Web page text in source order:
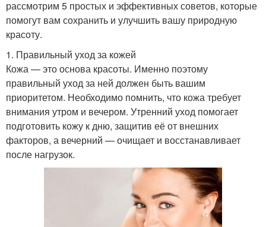
рассмотрим 5 простых и эффективных советов, которые
помогут вам сохранить и улучшить вашу природную
красоту.
1. Правильный уход за кожей
Кожа — это основа красоты. Именно поэтому
правильный уход за ней должен быть вашим
приоритетом. Необходимо помнить, что кожа требует
внимания утром и вечером. Утренний уход помогает
подготовить кожу к дню, защитив её от внешних
факторов, а вечерний — очищает и восстанавливает
после нагрузок.